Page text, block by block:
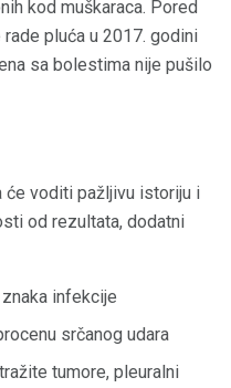
kod muškaraca. Pored
pluća u 2017. godini
sa bolestima nije pušilo
će voditi pažljivu istoriju i
od rezultata, dodatni
infekcije
srčanog udara
tumore, pleuralni